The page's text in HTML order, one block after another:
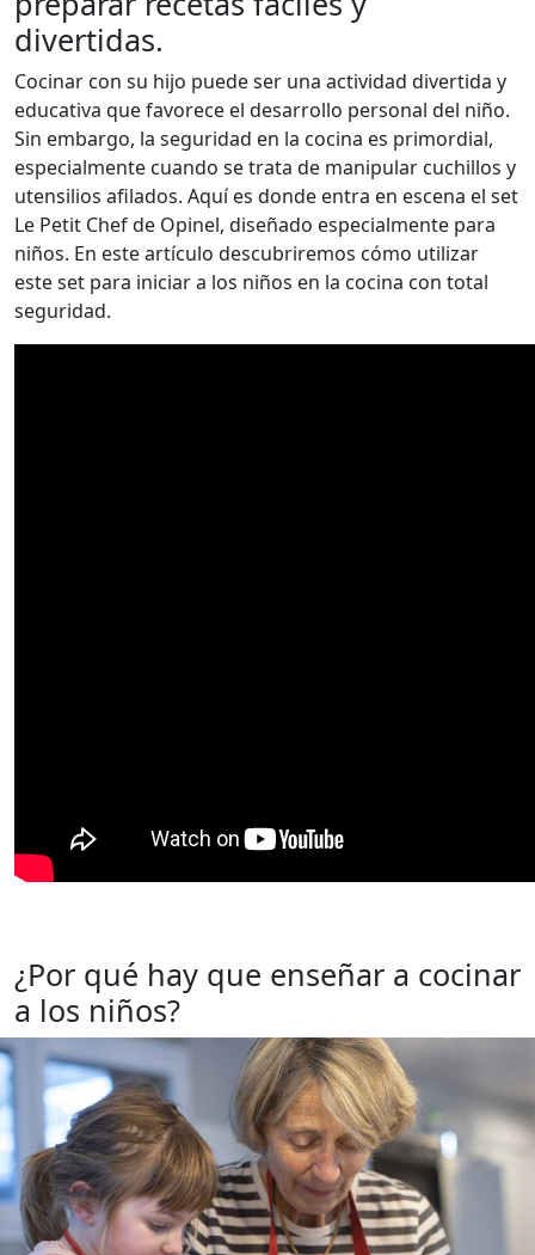
divertidas.
Cocinar con su hijo puede ser una actividad divertida y
educativa que favorece el desarrollo personal del niño.
Sin embargo, la seguridad en la cocina es primordial,
especialmente cuando se trata de manipular cuchillos y
utensilios afilados. Aquí es donde entra en escena el set
Le Petit Chef de Opinel, diseñado especialmente para
niños. En este artículo descubriremos cómo utilizar
este set para iniciar a los niños en la cocina con total
seguridad.
¿Por qué hay que enseñar a cocinar
a los niños?